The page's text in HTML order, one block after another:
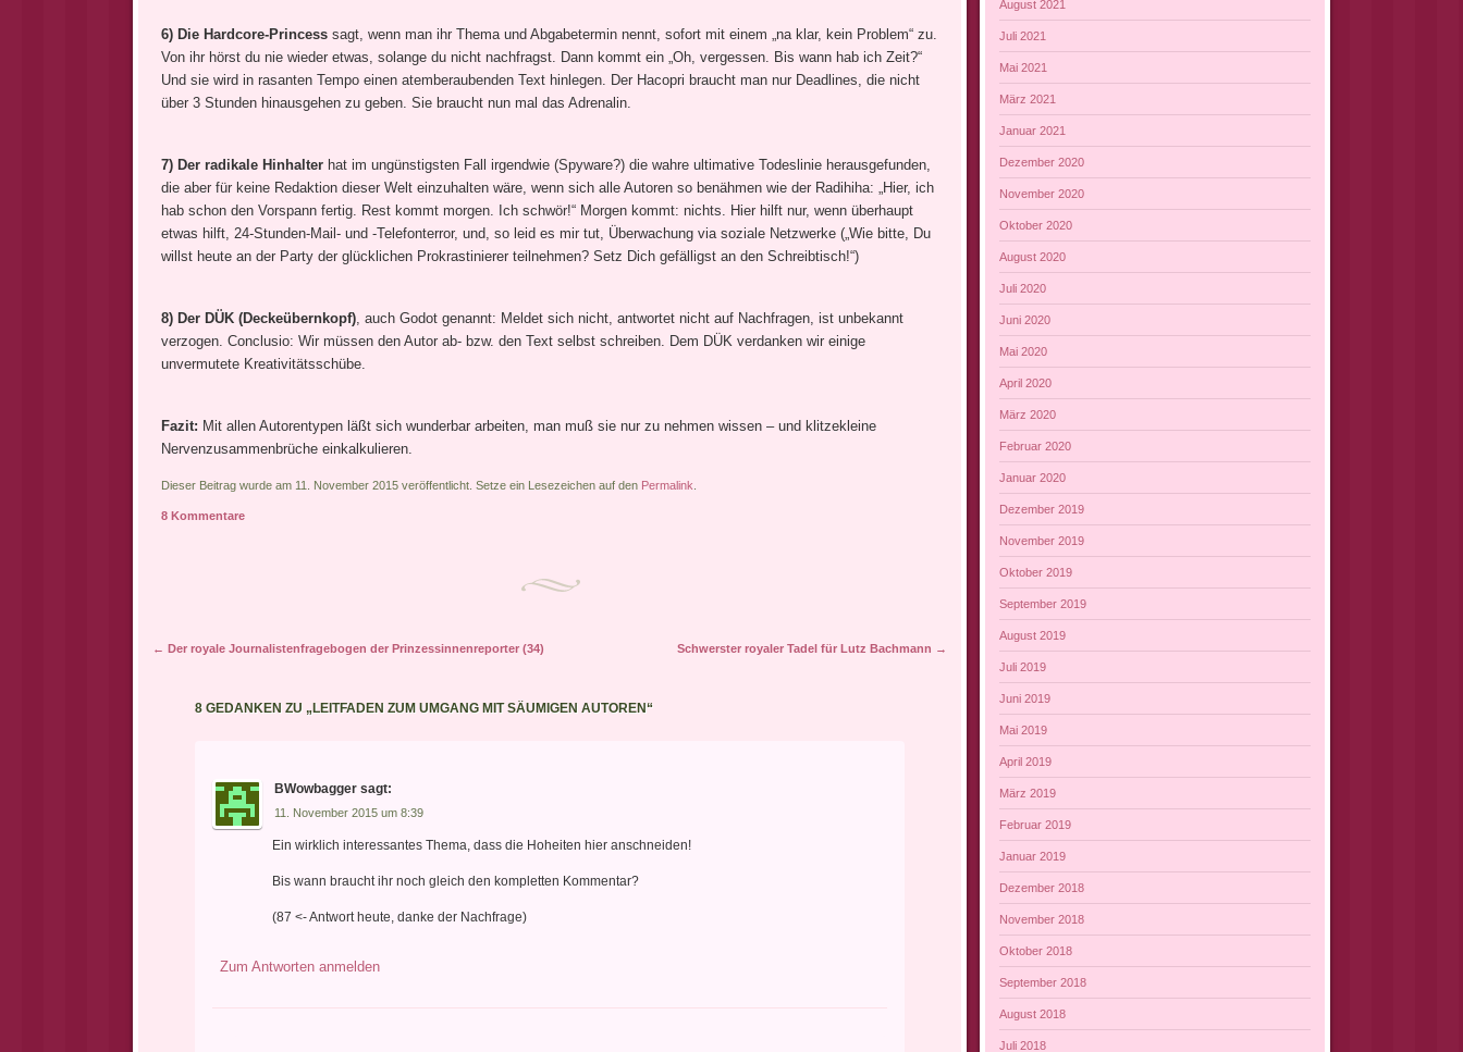
6) Die Hardcore-Princesssagt, wenn man ihr Thema und Abgabetermin nennt, sofort mit einem „na klar, kein Problem“ zu.
Von ihr hörst du nie wieder etwas, solange du nicht nachfragst. Dann kommt ein „Oh, vergessen. Bis wann hab ich Zeit?“
Und sie wird in rasanten Tempo einen atemberaubenden Text hinlegen. Der Hacopri braucht man nur Deadlines, die nicht
über 3 Stunden hinausgehen zu geben. Sie braucht nun mal das Adrenalin.
7) Der radikale Hinhalterhat im ungünstigsten Fall irgendwie (Spyware?) die wahre ultimative Todeslinie herausgefunden,
die aber für keine Redaktion dieser Welt einzuhalten wäre, wenn sich alle Autoren so benähmen wie der Radihiha: „Hier, ich
hab schon den Vorspann fertig. Rest kommt morgen. Ich schwör!“ Morgen kommt: nichts. Hier hilft nur, wenn überhaupt
etwas hilft, 24-Stunden-Mail- und -Telefonterror, und, so leid es mir tut, Überwachung via soziale Netzwerke („Wie bitte, Du
willst heute an der Party der glücklichen Prokrastinierer teilnehmen? Setz Dich gefälligst an den Schreibtisch!“)
8) Der DÜK (Deckeübernkopf), auch Godot genannt: Meldet sich nicht, antwortet nicht auf Nachfragen, ist unbekannt
verzogen. Conclusio: Wir müssen den Autor ab- bzw. den Text selbst schreiben. Dem DÜK verdanken wir einige
unvermutete Kreativitätsschübe.
Fazit: Mit allen Autorentypen läßt sich wunderbar arbeiten, man muß sie nur zu nehmen wissen – und klitzekleine
Nervenzusammenbrüche einkalkulieren.
Dieser Beitrag wurde am 11. November 2015 veröffentlicht. Setze ein Lesezeichen auf den Permalink
8 Kommentare
Artikel-Navigation
← Der royale Journalistenfragebogen der Prinzessinnenreporter (34) Schwerster royaler Tadel für Lutz Bachmann →
8 GEDANKEN ZU „ LEITFADEN ZUM UMGANG MIT SÄUMIGEN AUTOREN “
BWowbagger sagt:
11. November 2015 um 8:39
Ein wirklich interessantes Thema, dass die Hoheiten hier anschneiden!
Bis wann braucht ihr noch gleich den kompletten Kommentar?
(87 <- Antwort heute, danke der Nachfrage)
Zum Antworten anmelden
August 2021
Juli 2021
Mai 2021
März 2021
Januar 2021
Dezember 2020
November 2020
Oktober 2020
August 2020
Juli 2020
Juni 2020
Mai 2020
April 2020
März 2020
Februar 2020
Januar 2020
Dezember 2019
November 2019
Oktober 2019
September 2019
August 2019
Juli 2019
Juni 2019
Mai 2019
April 2019
März 2019
Februar 2019
Januar 2019
Dezember 2018
November 2018
Oktober 2018
September 2018
August 2018
Juli 2018